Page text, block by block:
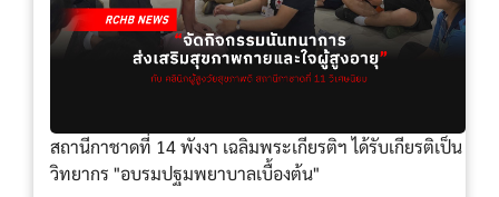
สถานีกาชาดที่ 14 พังงา เฉลิมพระเกียรติฯ ได้รับเกียรติเป็น
วิทยากร "อบรมปฐมพยาบาลเบื้องต้น"